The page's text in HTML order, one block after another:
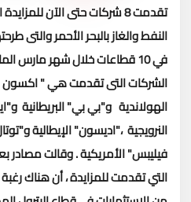
تقدمت 8 شركات حتى الآن
النفط والغاز بالبحر الأحمر والتى
في 10 قطاعات خلال شهر مارس الماضي .
الشركات التى تقدمت هي " اكسون
الهولاندية و"بي بي" البريطانية
النرويجية ،"اديسون" الإيطالية
فيليبس" الأمريكية .وقالت مصادر
التي تقدمت للمزايدة ، أن هناك